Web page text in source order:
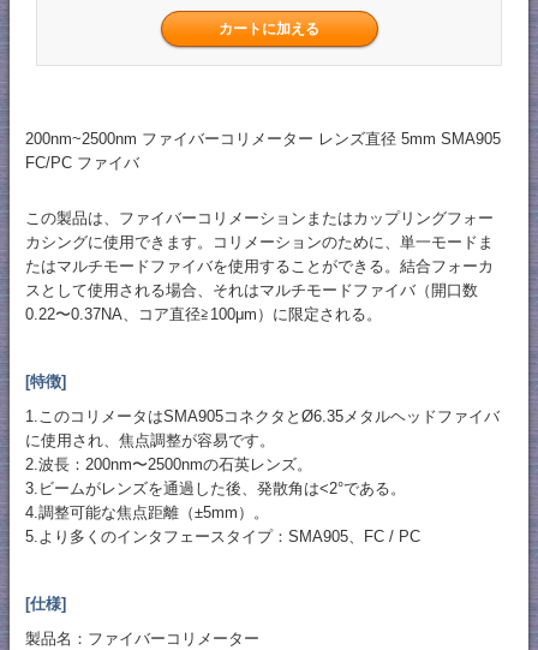
200nm~2500nm ファイバーコリメーター レンズ直径 5mm SMA905
FC/PC ファイバ
この製品は、ファイバーコリメーションまたはカップリングフォー
カシングに使用できます。コリメーションのために、単一モードま
たはマルチモードファイバを使用することができる。結合フォーカ
スとして使用される場合、それはマルチモードファイバ（開口数
0.22〜0.37NA、コア直径≧100μm）に限定される。
[特徴]
1.このコリメータはSMA905コネクタとØ6.35メタルヘッドファイバ
に使用され、焦点調整が容易です。
2.波長：200nm〜2500nmの石英レンズ。
3.ビームがレンズを通過した後、発散角は<2°である。
4.調整可能な焦点距離（±5mm）。
5.より多くのインタフェースタイプ：SMA905、FC / PC
[仕様]
製品名：ファイバーコリメーター